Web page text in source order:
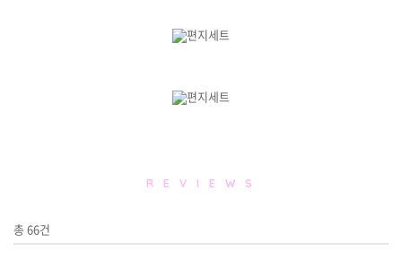
R E V I E W S
총66건